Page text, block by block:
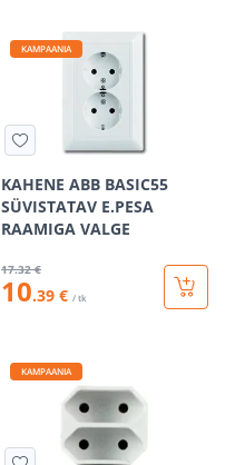
KAMPAANIA
KAHENE ABB BASIC55
SÜVISTATAV E.PESA
RAAMIGA VALGE
17.32 €
10.39 € / tk
KAMPAANIA